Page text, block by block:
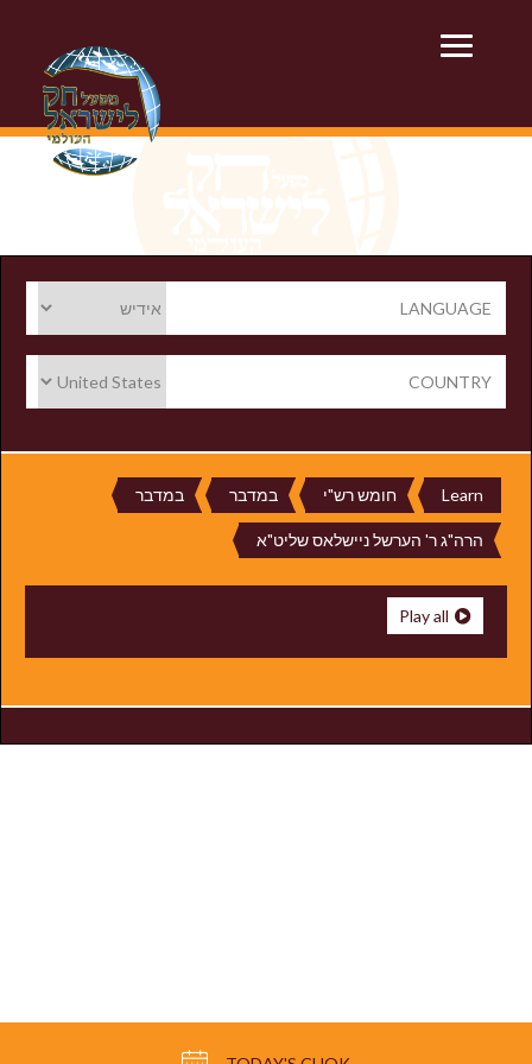
LANGUAGE
COUNTRY
Learn חומש רש"י במדבר במדבר
הרה"ג ר' הערשל ניישלאס שליט"א
Play all